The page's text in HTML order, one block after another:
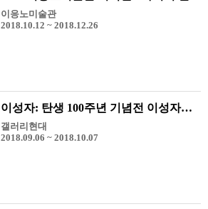
이응노미술관
2018.10.12 ~ 2018.12.26
이성자: 탄생 100주년 기념전 이성자의 추상회화 1957-1968
갤러리현대
2018.09.06 ~ 2018.10.07